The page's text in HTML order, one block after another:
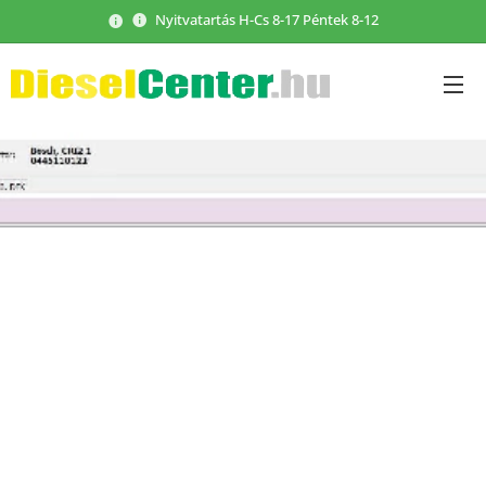
Nyitvatartás H-Cs 8-17 Péntek 8-12